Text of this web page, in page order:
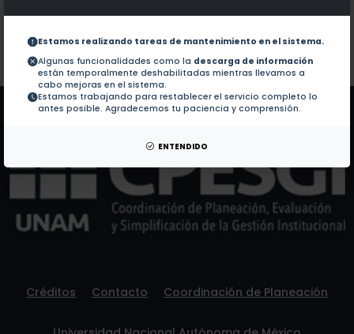
Estamos realizando tareas de mantenimiento en el sistema.
Algunas funcionalidades como la descarga de información
están temporalmente deshabilitadas mientras llevamos a
cabo mejoras en el sistema.
Estamos trabajando para restablecer el servicio completo lo
antes posible. Agradecemos tu paciencia y comprensión.
ENTENDIDO
Colaboraciones en Tesis:
Patentes: No hay patentes de este autor.
Créditos Contacto Coordinación de Planeación